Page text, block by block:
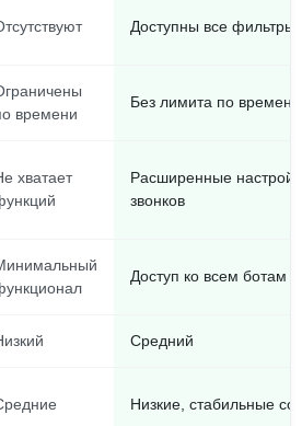
Доступны все фильтры
времени
Без лимита по времени
хватает
Расширенные
звонков
Доступ ко всем ботам
Средний
Низкие, стабильные